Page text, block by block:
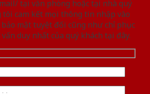
tại văn phòng hoặc tại nhà quý
tôi cam kết mọi thông tin nhập vào
mật tuyệt đối cũng như chỉ phục
duy nhất của quý khách tại đây.